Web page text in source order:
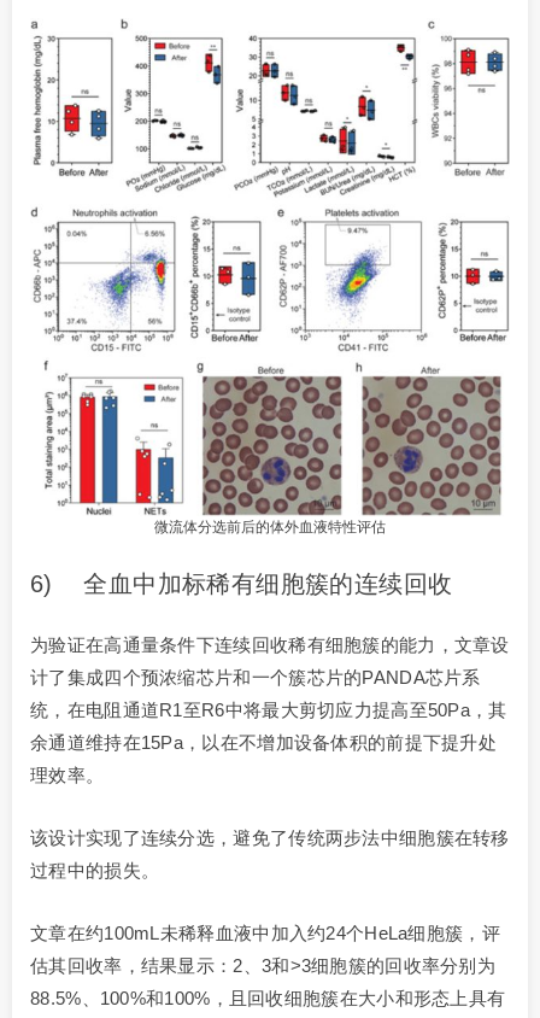
微流体分选前后的体外血液特性评估
6) 全血中加标稀有细胞簇的连续回收
为验证在高通量条件下连续回收稀有细胞簇的能力，文章设
计了集成四个预浓缩芯片和一个簇芯片的PANDA芯片系
统，在电阻通道R1至R6中将最大剪切应力提高至50Pa，其
余通道维持在15Pa，以在不增加设备体积的前提下提升处
理效率。
该设计实现了连续分选，避免了传统两步法中细胞簇在转移
过程中的损失。
文章在约100mL未稀释血液中加入约24个HeLa细胞簇，评
估其回收率，结果显示：2、3和>3细胞簇的回收率分别为
88.5%、100%和100%，且回收细胞簇在大小和形态上具有